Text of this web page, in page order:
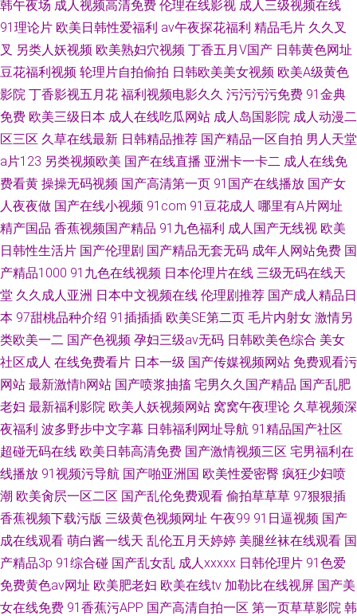
韩午夜场 成人视频高清免费 伦理在线影视 成人三级视频在线
91理论片 欧美日韩性爱福利 av午夜探花福利 精品毛片 久久叉
叉 另类人妖视频 欧美熟妇穴视频 丁香五月V国产 日韩黄色网址
豆花福利视频 轮理片自拍偷拍 日韩欧美美女视频 欧美A级黄色
影院 丁香影视五月花 福利视频电影久久 污污污污免费 91金典
免费 欧美三级日本 成人在线吃瓜网站 成人岛国影院 成人动漫二
区三区 久草在线最新 日韩精品推荐 国产精品一区自拍 男人天堂
a片123 另类视频欧美 国产在线直播 亚洲卡一卡二 成人在线免
费看黄 操操无码视频 国产高清第一页 91国产在线播放 国产女
人夜夜做 国产在线小视频 91com 91豆花成人 哪里有A片网址
精产国品 香蕉视频国产精品 91九色福利 成人国产无线视 欧美
日韩性生活片 国产伦理剧 国产精品无套无码 成年人网站免费 国
产精品1000 91九色在线视频 日本伦理片在线 三级无码在线天
堂 久久成人亚洲 日本中文视频在线 伦理剧推荐 国产成人精品日
本 97甜桃品种介绍 91插插插 欧美SE第二页 毛片内射女 激情另
类欧美一二 国产色视频 孕妇三级av无码 日韩欧美色综合 美女
社区成人 在线免费看片 日本一级 国产传媒视频网站 免费观看污
网站 最新激情h网站 国产喷浆抽搐 宅男久久国产精品 国产乱肥
老妇 最新福利影院 欧美人妖视频网站 窝窝午夜理论 久草视频深
夜福利 波多野步中文字幕 日韩福利网址导航 91精品国产社区
超碰无码在线 欧美日韩高清免费 国产激情视频三区 宅男福利在
线播放 91视频污导航 国产啪亚洲国 欧美性爱密臀 疯狂少妇喷
潮 欧美肏屄一区二区 国产乱伦免费观看 偷拍草草草 97狠狠插
香蕉视频下载污版 三级黄色视频网址 午夜99 91日逼视频 国产
成在线观看 萌白酱一线天 乱伦五月天婷婷 美腿丝袜在线观看 国
产精品3p 91综合碰 国产乱女乱 成人xxxxx 日韩伦理片 91色爱
免费黄色av网址 欧美肥老妇 欧美在线tv 加勒比在线视屏 国产美
女在线免费 91香蕉污APP 国产高清自拍一区 第一页草草影院 韩